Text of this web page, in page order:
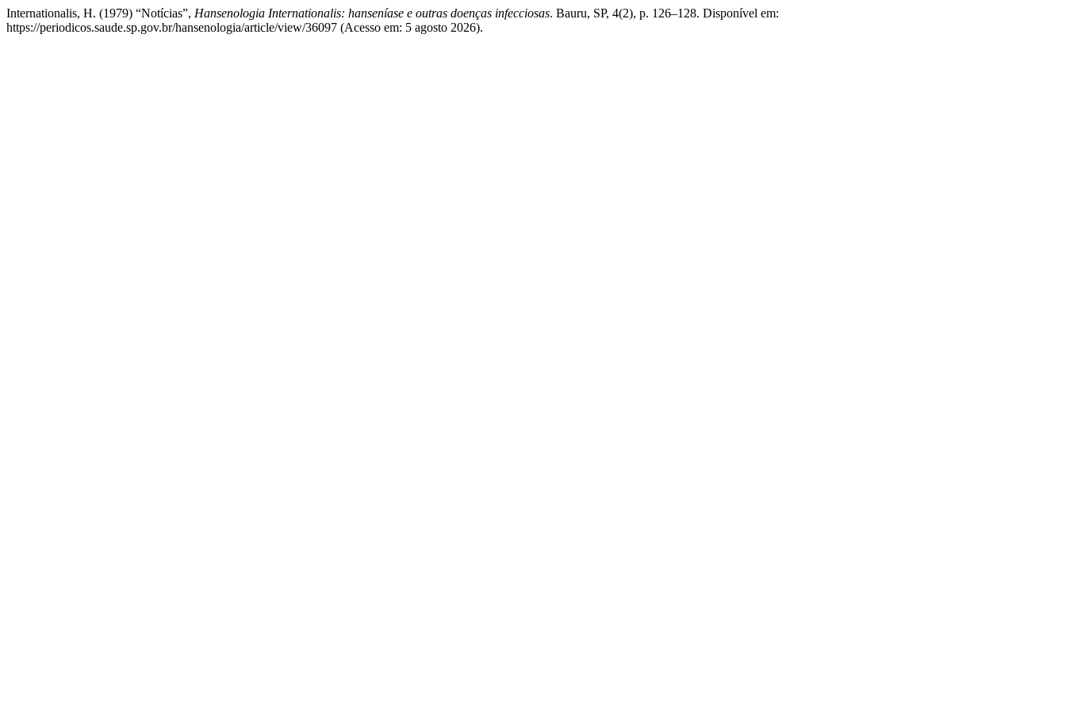
Internationalis, H. (1979) “Notícias”, Hansenologia Internationalis: hanseníase e outras doenças infecciosas. Bauru, SP, 4(2), p. 126–128. Disponível em:
https://periodicos.saude.sp.gov.br/hansenologia/article/view/36097 (Acesso em: 5 agosto 2026).